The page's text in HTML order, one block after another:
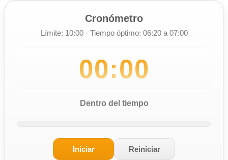
Cronómetro
Límite: 10:00 · Tiempo óptimo: 06:20 a 07:00
00:00
Dentro del tiempo
Iniciar Reiniciar